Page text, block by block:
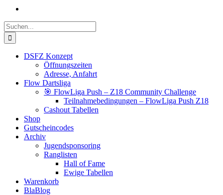
Suche
nach:
DSFZ Konzept
Öffnungszeiten
Adresse, Anfahrt
Flow Dartsliga
🎯 FlowLiga Push – Z18 Community Challenge
Teilnahmebedingungen – FlowLiga Push Z18
Cashout Tabellen
Shop
Gutscheincodes
Archiv
Jugendsponsoring
Ranglisten
Hall of Fame
Ewige Tabellen
Warenkorb
BlaBlog